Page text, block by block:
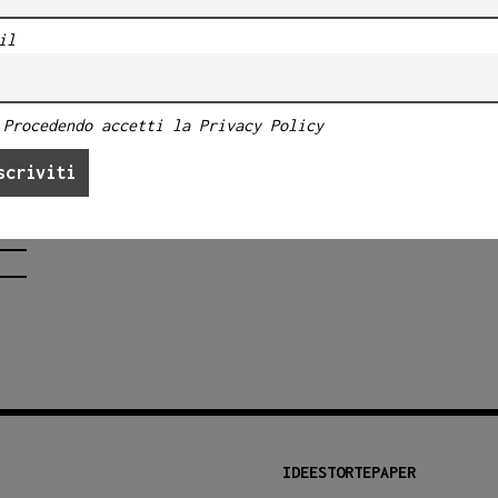
IDEESTORTEPAPER
Procedendo accetti la Privacy Policy